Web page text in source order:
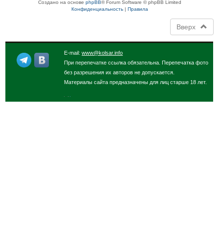
Создано на основе phpBB® Forum Software © phpBB Limited
Конфиденциальность| Правила
Вверх
E-mail:www@kolsar.info
При перепечатке ссылка обязательна. Перепечатка фото
без разрешения их авторов не допускается.
Материалы сайта предназначены для лиц старше 18 лет.